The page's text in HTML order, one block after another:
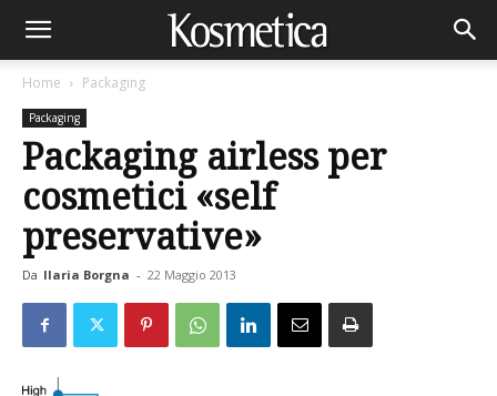
Home Packaging
Packaging
Packaging airless per
cosmetici «self
preservative»
Da Ilaria Borgna - 22 Maggio 2013